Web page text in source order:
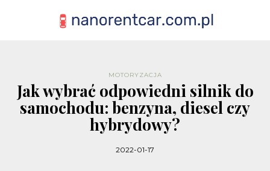
MOTORYZACJA
Jak wybrać odpowiedni silnik do
samochodu: benzyna, diesel czy
hybrydowy?
2022-01-17